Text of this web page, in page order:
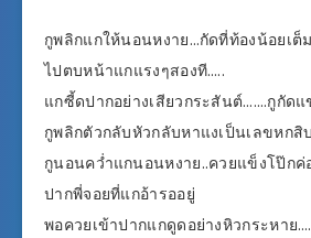
กูพลิกแกให้นอนหงาย…กัดที่ท้องน้อยเต็
ไปตบหน้าแกแรงๆสองที…..
แกซี้ดปากอย่างเสียวกระสันต์…….กูกัด
กูพลิกตัวกลับหัวกลับหาแงเป็นเลขหกสิ
กูนอนคว่ำแกนอนหงาย..ควยแข็งโป๊กค่
ปากพี่จอยที่แกอ้ารออยู่
พอควยเข้าปากแกดูดอย่างหิวกระหาย